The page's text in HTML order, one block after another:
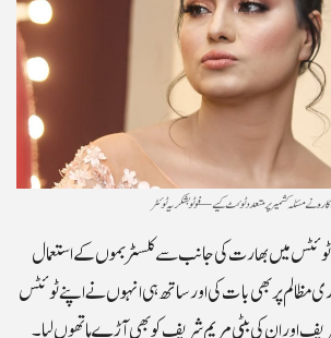
نے مسئلہ کشمیر پر متعدد ٹوئٹ کیے — فوٹو بشکریہ ٹوئٹر
ٹوئٹس میں بھارت کی جانب سے کلسٹر بموں کے استعمال
مظالم پر بھی بات کی اور ساتھ ہی انہوں نے اپنے ٹوئٹس
اور ان کی بیٹی مریم شریف کو بھی آڑے ہاتھوں لیا۔